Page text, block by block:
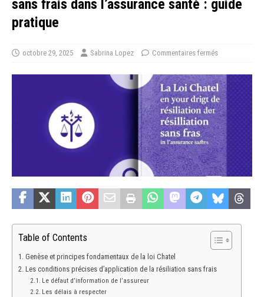
sans frais dans l’assurance santé : guide
pratique
octobre 29, 2025 Sabrina Lopez Commentaires fermés
Table of Contents
Genèse et principes fondamentaux de la loi Chatel
Les conditions précises d’application de la résiliation sans frais
Le défaut d’information de l’assureur
Les délais à respecter